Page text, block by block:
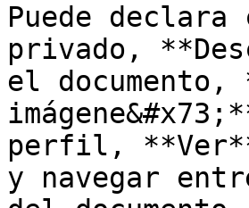
Puede
privado,
el documento,
perfil,
y navegar